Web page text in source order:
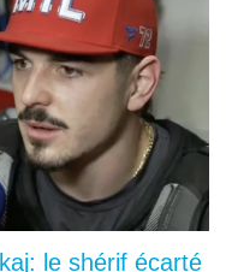
le shérif écarté